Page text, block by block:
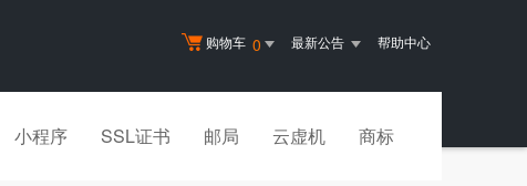
购物车 0 最新公告 帮助中心
小程序 SSL证书 邮局 云虚机 商标